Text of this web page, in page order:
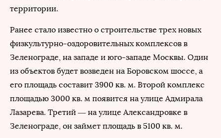
территории.
Ранее стало известно о строительстве трех новых
физкультурно-оздоровительных комплексов в
Зеленограде, на западе и юго-западе Москвы. Один
из объектов будет возведен на Боровском шоссе, а
его площадь составит 3900 кв. м. Второй комплекс
площадью 3000 кв. м появится на улице Адмирала
Лазарева. Третий — на улице Александровке в
Зеленограде, он займет площадь в 5100 кв. м.